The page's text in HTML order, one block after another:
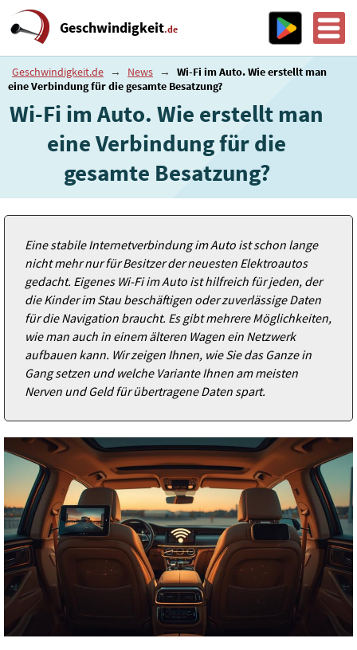
Geschwindigkeit.de
Geschwindigkeit.de → News →
Wi-Fi im Auto. Wie erstellt man
eine Verbindung für die gesamte Besatzung?
Wi-Fi im Auto. Wie erstellt man
eine Verbindung für die
gesamte Besatzung?
Eine stabile Internetverbindung im Auto ist schon lange
nicht mehr nur für Besitzer der neuesten Elektroautos
gedacht. Eigenes Wi-Fi im Auto ist hilfreich für jeden, der
die Kinder im Stau beschäftigen oder zuverlässige Daten
für die Navigation braucht. Es gibt mehrere Möglichkeiten,
wie man auch in einem älteren Wagen ein Netzwerk
aufbauen kann. Wir zeigen Ihnen, wie Sie das Ganze in
Gang setzen und welche Variante Ihnen am meisten
Nerven und Geld für übertragene Daten spart.